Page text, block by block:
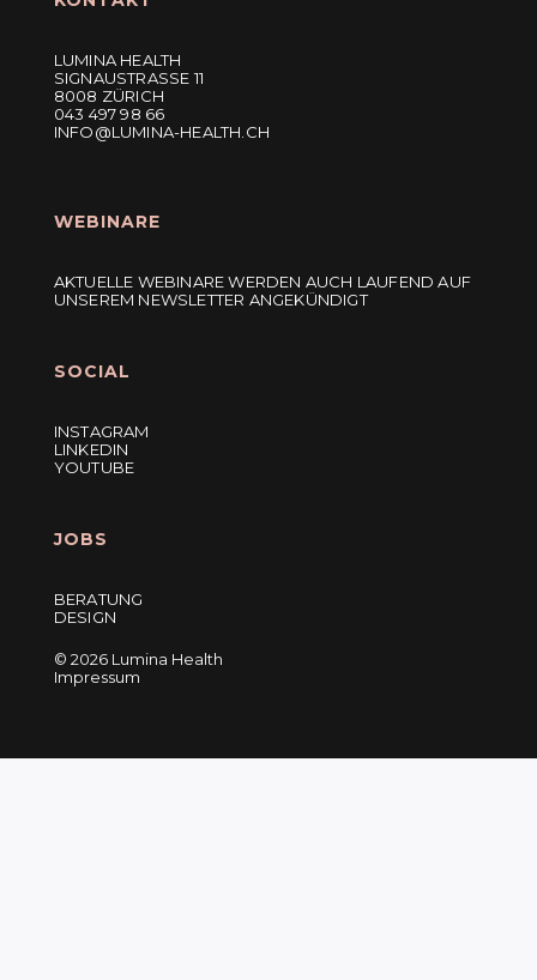
LUMINA HEALTH
SIGNAUSTRASSE 11
8008 ZÜRICH
043 497 98 66
INFO@LUMINA-HEALTH.CH
© 2026 Lumina Health
Impressum
WEBINARE
AKTUELLE WEBINARE WERDEN AUCH LAUFEND AUF
UNSEREM NEWSLETTER ANGEKÜNDIGT
SOCIAL
JOBS
INSTAGRAM
LINKEDIN
YOUTUBE
BERATUNG
DESIGN